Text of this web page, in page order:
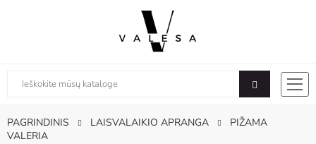
PAGRINDINIS LAISVALAIKIO APRANGA
PIŽAMA
VALERIA